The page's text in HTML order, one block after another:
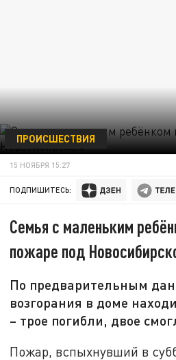
ПРОИСШЕСТВИЯ
15 НОЯБРЯ 15:27
ПОДПИШИТЕСЬ:
Семья с маленьким
пожаре под
По предварительным
возгорания в доме
– трое погибли, двое
Пожар, вспыхнувший в